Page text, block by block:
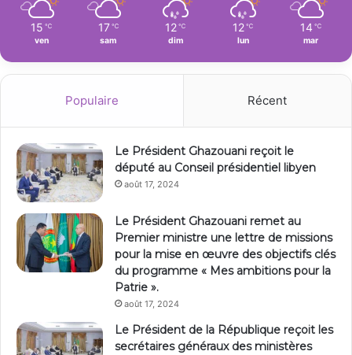
15 ℃
ven
17 ℃
sam
12 ℃
dim
12 ℃
lun
14 ℃
mar
Populaire Récent
Le Président Ghazouani reçoit le
député au Conseil présidentiel libyen
août 17, 2024
Le Président Ghazouani remet au
Premier ministre une lettre de missions
pour la mise en œuvre des objectifs clés
du programme « Mes ambitions pour la
Patrie ».
août 17, 2024
Le Président de la République reçoit les
secrétaires généraux des ministères